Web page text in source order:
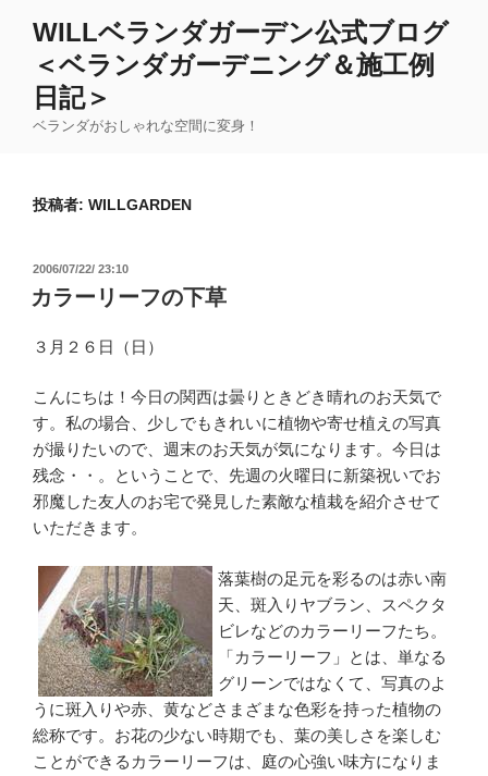
WILLベランダガーデン公式ブログ
＜ベランダガーデニング＆施工例
日記＞
ベランダがおしゃれな空間に変身！
投稿者: WILLGARDEN
投
稿
日:
2006/07/22/ 23:10
カラーリーフの下草
３月２６日（日）
こんにちは！今日の関西は曇りときどき晴れのお天気で
す。私の場合、少しでもきれいに植物や寄せ植えの写真
が撮りたいので、週末のお天気が気になります。今日は
残念・・。ということで、先週の火曜日に新築祝いでお
邪魔した友人のお宅で発見した素敵な植栽を紹介させて
いただきます。
落葉樹の足元を彩るのは赤い南
天、斑入りヤブラン、スペクタ
ビレなどのカラーリーフたち。
「カラーリーフ」とは、単なる
グリーンではなくて、写真のよ
うに斑入りや赤、黄などさまざまな色彩を持った植物の
総称です。お花の少ない時期でも、葉の美しさを楽しむ
ことができるカラーリーフは、庭の心強い味方になりま